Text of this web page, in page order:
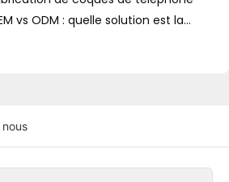
vs ODM : quelle solution est la